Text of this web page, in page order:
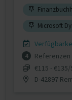
Microsoft
4
Referenzen
€115 -
D-42897